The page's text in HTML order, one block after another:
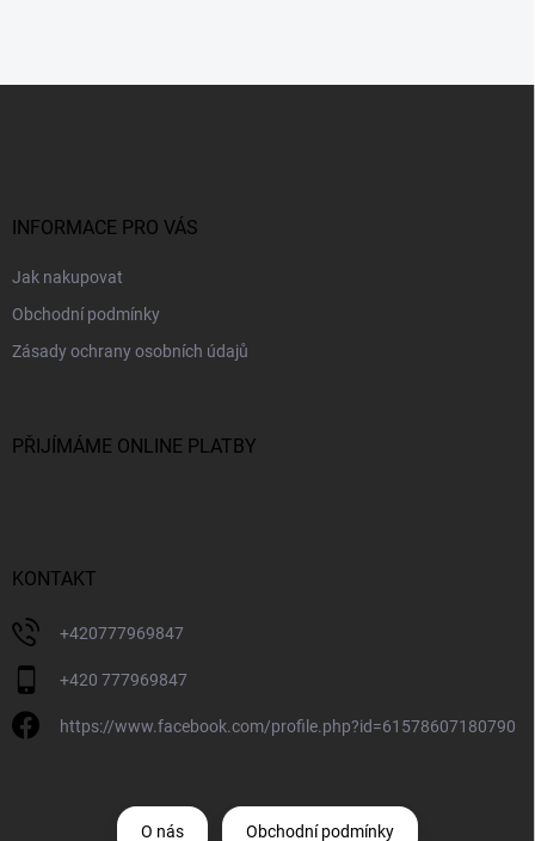
INFORMACE PRO VÁS
Jak nakupovat
Obchodní podmínky
Zásady ochrany osobních údajů
PŘIJÍMÁME ONLINE PLATBY
KONTAKT
+420777969847
+420 777969847
https://www.facebook.com/profile.php?id=61578607180790
O nás Obchodní podmínky